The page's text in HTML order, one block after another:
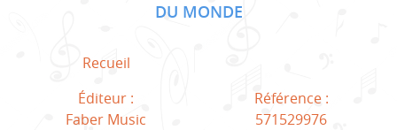
DU MONDE
Recueil
Éditeur :
Faber Music
Référence :
571529976